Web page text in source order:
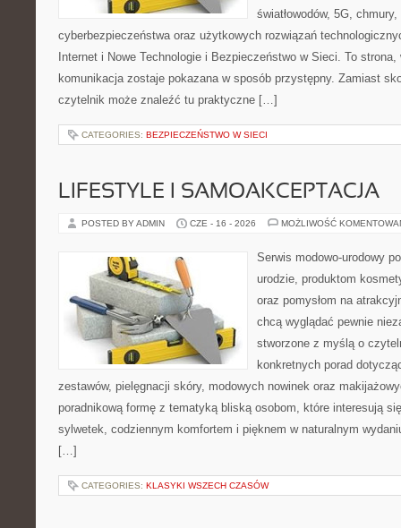
światłowodów, 5G,
cyberbezpieczeństwa oraz użytkowych rozwiązań
Internet i Nowe Technologie i Bezpieczeństwo w Sieci. To
komunikacja zostaje pokazana w sposób przystępny. Zamiast
czytelnik może znaleźć tu praktyczne […]
CATEGORIES: BEZPIECZEŃSTWO W SIECI
LIFESTYLE I SAMOAKCEPTACJA
POSTED BY ADMIN CZE - 16 - 2026 MOŻLIWOŚĆ
Serwis modowo-urodowy
urodzie, produktom
oraz pomysłom na
chcą wyglądać pewnie
stworzone z myślą o
konkretnych porad
zestawów, pielęgnacji skóry, modowych nowinek oraz
poradnikową formę z tematyką bliską osobom, które interesują
sylwetek, codziennym komfortem i pięknem w naturalnym
[…]
CATEGORIES: KLASYKI WSZECH CZASÓW